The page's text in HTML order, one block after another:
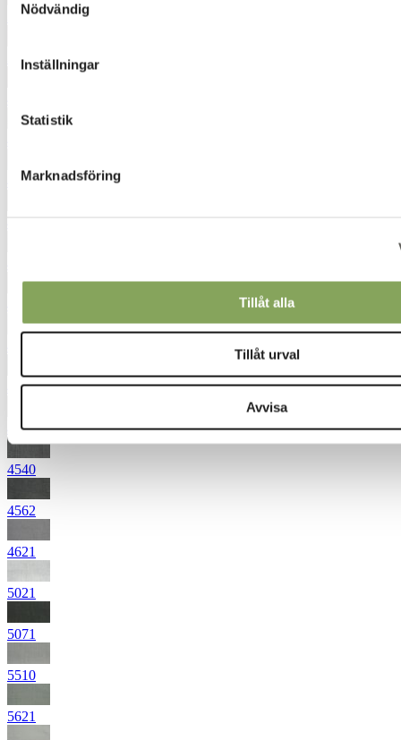
Nödvändig
Inställningar
Statistik
Marknadsföring
Tillåt alla
Tillåt urval
Avvisa
3210
3932
4321
4472
4531
4540
4562
4621
5021
5071
5510
5621